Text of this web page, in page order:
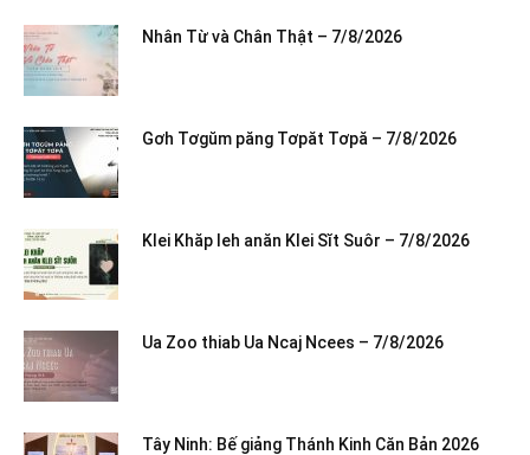
Nhân Từ và Chân Thật – 7/8/2026
Gơh Tơgŭm păng Tơpăt Tơpă – 7/8/2026
Klei Khăp leh anăn Klei Sĭt Suôr – 7/8/2026
Ua Zoo thiab Ua Ncaj Ncees – 7/8/2026
Tây Ninh: Bế giảng Thánh Kinh Căn Bản 2026